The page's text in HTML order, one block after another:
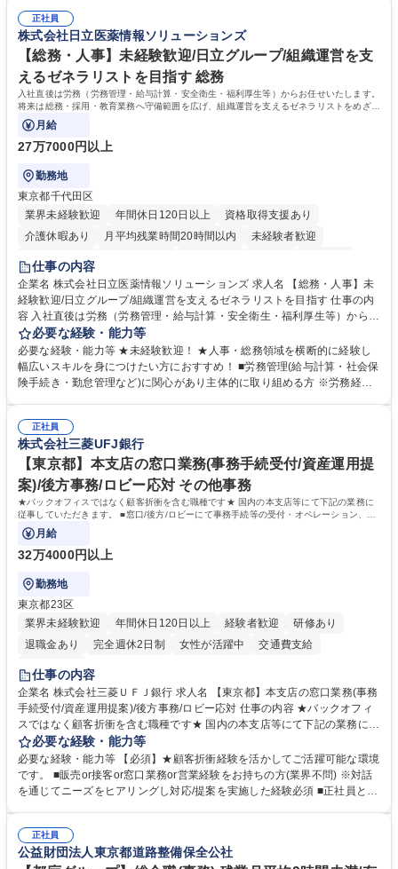
正社員
株式会社日立医薬情報ソリューションズ
【総務・人事】未経験歓迎/日立グループ/組織運営を支
えるゼネラリストを目指す 総務
入社直後は労務（労務管理・給与計算・安全衛生・福利厚生等）からお任せいたします。
将来は総務・採用・教育業務へ守備範囲を広げ、組織運営を支えるゼネラリストをめざせ
ます。
月給
27万7000円以上
勤務地
東京都千代田区
業界未経験歓迎
年間休日120日以上
資格取得支援あり
介護休暇あり
月平均残業時間20時間以内
未経験者歓迎
住宅手当あり
育休あり
完全週休2日制 交通費支給 土日祝休み 寮・社宅あり
仕事の内容
企業名 株式会社日立医薬情報ソリューションズ 求人名 【総務・人事】未
経験歓迎/日立グループ/組織運営を支えるゼネラリストを目指す 仕事の内
容 入社直後は労務（労務管理・給与計算・安全衛生・福利厚生等）からお
任せいたします。将来は総務・採用・教育業務へ守備範囲を広げ、組織運
営を支えるゼネラリストをめざせます。 ・初期業務：労働時間管理、給与
計算、社会保険対応、福利厚生管理、安全衛生、健康経営推進等をお任せ
します。ご経験に応じて、休職者管理など、幅広く経験を積んでいただき
幅広く経験を積みたい意欲がある方に最適な環境です。 募集職種 【総
務・人事】未経験歓迎/日立グループ/組織運営を支えるゼネラリストを目
指す
必要な経験・能力等
必要な経験・能力等 ★未経験歓迎！ ★人事・総務領域を横断的に経験し
幅広いスキルを身につけたい方におすすめ！ ■労務管理(給与計算・社会保
険手続き・勤怠管理など)に関心があり主体的に取り組める方 ※労務経験
のご経験 ■労務管理（給与計算・社会保険手続き・勤怠管理など）の経験
■衛生管理者の資格をお持ちの方 学歴・資格 学歴：大学院 大学 高専 短大
専修学校 高校 語学力： 資格：
正社員
株式会社三菱UFJ銀行
【東京都】本支店の窓口業務(事務手続受付/資産運用提
案)/後方事務/ロビー応対 その他事務
★バックオフィスではなく顧客折衝を含む職種です★ 国内の本支店等にて下記の業務に
従事していただきます。 ■窓口/後方/ロビーにて事務手続等の受付・オペレーション、お
客様対応
月給
32万4000円以上
勤務地
東京都23区
業界未経験歓迎
年間休日120日以上 経験者歓迎
研修あり
退職金あり
完全週休2日制 女性が活躍中
交通費支給
土日祝休み
仕事の内容
企業名 株式会社三菱ＵＦＪ銀行 求人名 【東京都】本支店の窓口業務(事務
手続受付/資産運用提案)/後方事務/ロビー応対 仕事の内容 ★バックオフィ
スではなく顧客折衝を含む職種です★ 国内の本支店等にて下記の業務に従
事していただきます。 ■窓口/後方/ロビーにて事務手続等の受付・オペレ
ーション、お客様対応 ■窓口にて、ご来店された個人のお客様に対して金
融商品のご提案 ■効率的な事務運用の検討・構築等 ≪業務紹介：ご応募前
に必ずご覧ください≫ ※記事 https://www.mysite.bk.mufg.jp/career/circle/
必要な経験・能力等
必要な経験・能力等 【必須】★顧客折衝経験を活かしてご活躍可能な環境
です。 ■販売or接客or窓口業務or営業経験をお持ちの方(業界不問) ※対話
を通じてニーズをヒアリングし対応/提案を実施した経験必須 ■正社員とし
るので安心して入行いただけます。 幅広いキャリアの選択肢があり、公募
や社内副業等を活用し、 一人ひとりが挑戦できるカルチャーが浸透してい
正社員
公益財団法人東京都道路整備保全公社